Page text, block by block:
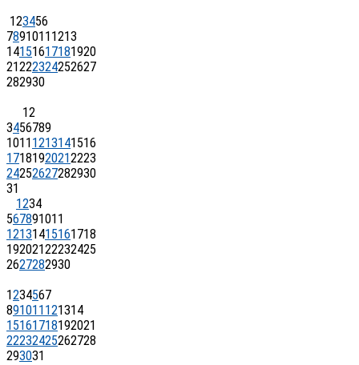
123456
78910111213
14151617181920
21222324252627
282930
12
3456789
10111213141516
17181920212223
24252627282930
31
1234
567891011
12131415161718
19202122232425
2627282930
1234567
891011121314
15161718192021
22232425262728
293031